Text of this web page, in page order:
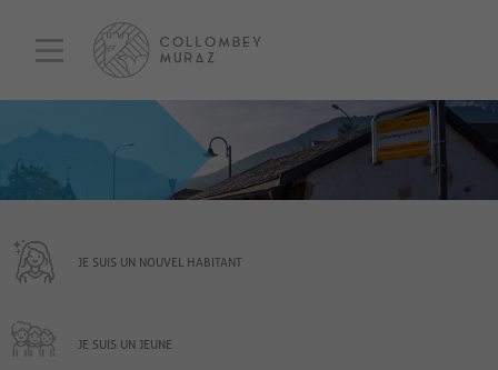
JE SUIS UN NOUVEL HABITANT
JE SUIS UN JEUNE